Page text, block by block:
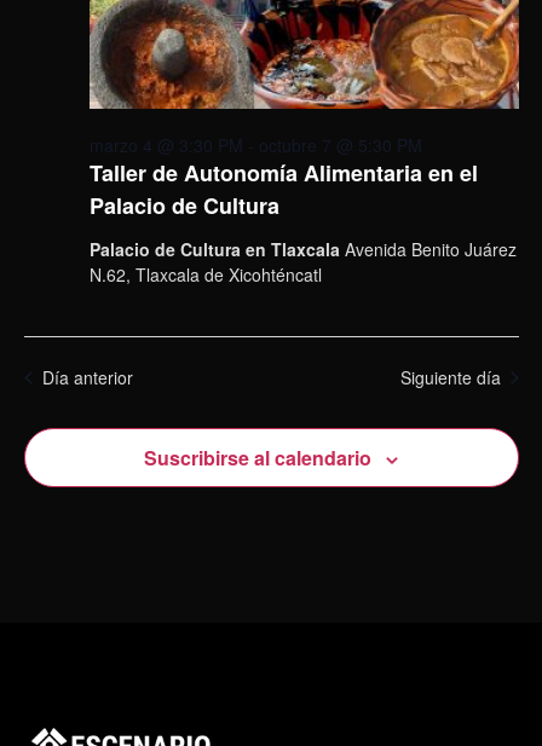
Taller de Autonomía Alimentaria en el
Palacio de Cultura
marzo 4 @ 3:30 PM - octubre 7 @ 5:30 PM
Palacio de Cultura en Tlaxcala Avenida Benito Juárez
N.62, Tlaxcala de Xicohténcatl
Día anterior Siguiente día
Suscribirse al calendario